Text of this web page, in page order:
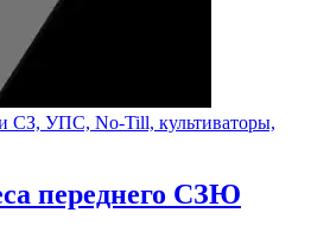
СЗ, УПС, No-Till, культиваторы,
переднего СЗЮ